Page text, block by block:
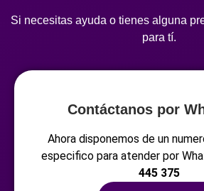
Si necesitas ayuda o tienes alguna
para tí.
Contáctanos por
Ahora disponemos de un
especifico para atender por
445 375